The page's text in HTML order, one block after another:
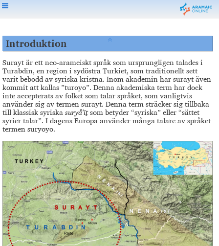
Introduktion
Surayt är ett neo-arameiskt språk som ursprungligen talades i
Turabdin, en region i sydöstra Turkiet, som traditionellt sett
varit bebodd av syriska kristna. Inom akademin har surayt även
kommit att kallas ”turoyo”. Denna akademiska term har dock
inte accepterats av folket som talar språket, som vanligtvis
använder sig av termen surayt. Denna term sträcker sig tillbaka
till klassisk syriskasuryå'īṯsom betyder “syriska” eller “sättet
syrier talar”. I dagens Europa använder många talare av språket
termen suryoyo.